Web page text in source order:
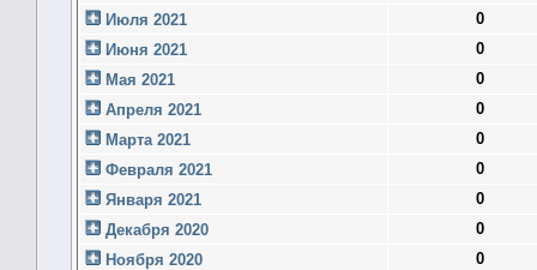
Июля 2021
0
Июня 2021
0
Мая 2021
0
Апреля 2021
0
Марта 2021
0
Февраля 2021
0
Января 2021
0
Декабря 2020
0
Ноября 2020
0